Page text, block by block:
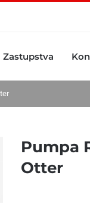
Zastupstva
Pumpa
Otter